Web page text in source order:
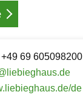
+49 69 605098200
de